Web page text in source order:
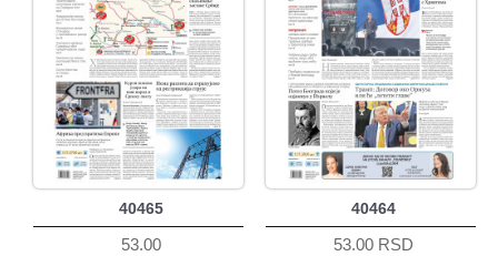
40465
53.00
40464
53.00 RSD